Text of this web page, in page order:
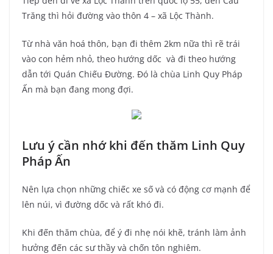
Trăng thì hỏi đường vào thôn 4 – xã Lộc Thành.
Từ nhà văn hoá thôn, bạn đi thêm 2km nữa thì rẽ trái
vào con hẻm nhỏ, theo hướng dốc và đi theo hướng
dẫn tới Quán Chiếu Đường. Đó là chùa Linh Quy Pháp
Ấn mà bạn đang mong đợi.
Lưu ý cần nhớ khi đến thăm Linh Quy
Pháp Ấn
Nên lựa chọn những chiếc xe số và có động cơ mạnh để
lên núi, vì đường dốc và rất khó đi.
Khi đến thăm chùa, để ý đi nhẹ nói khẽ, tránh làm ảnh
hưởng đến các sư thầy và chốn tôn nghiêm.